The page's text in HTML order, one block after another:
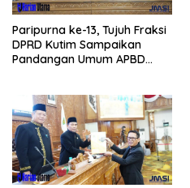
Paripurna ke-13, Tujuh Fraksi
DPRD Kutim Sampaikan
Pandangan Umum APBD